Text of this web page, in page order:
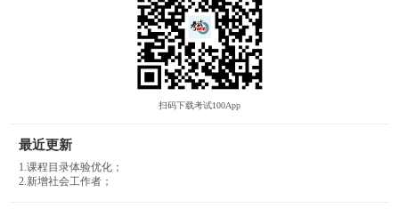
扫码下载考试100App
最近更新
1.课程目录体验优化；
2.新增社会工作者；